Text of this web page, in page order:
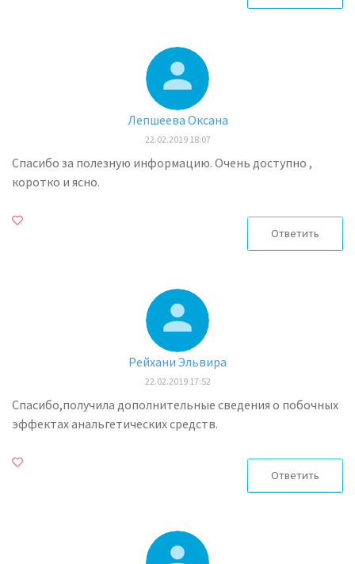
Лепшеева Оксана
22.02.2019 18:07
Спасибо за полезную информацию. Очень доступно ,
коротко и ясно.
Ответить
Рейхани Эльвира
22.02.2019 17:52
Спасибо,получила дополнительные сведения о побочных
эффектах анальгетических средств.
Ответить